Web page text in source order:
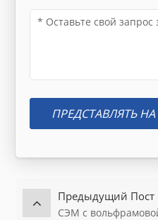
ПРЕДСТАВЛЯТЬ
Предыдущий Пост
СЭМ с